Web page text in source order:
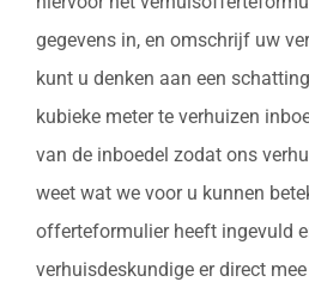
gegevens in, en omschrijf uw
kunt u denken aan een
kubieke meter te verhuizen
van de inboedel zodat ons
weet wat we voor u kunnen
offerteformulier heeft ingevuld
verhuisdeskundige er direct